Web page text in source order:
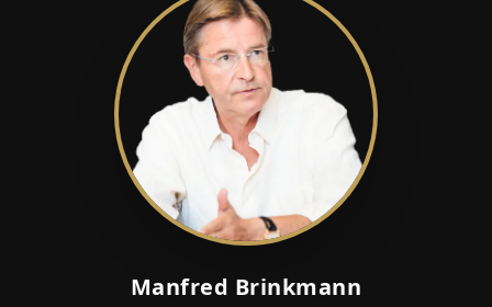
Manfred Brinkmann